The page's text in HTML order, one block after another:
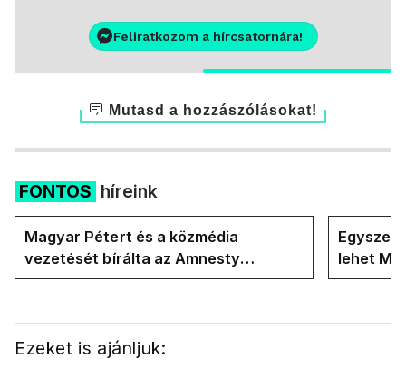
Feliratkozom a hírcsatornára!
Mutasd a hozzászólásokat!
FONTOS híreink
Magyar Pétert és a közmédia
vezetését bírálta az Amnesty
International a Klubrádióban
lehet
Ezeket is ajánljuk: